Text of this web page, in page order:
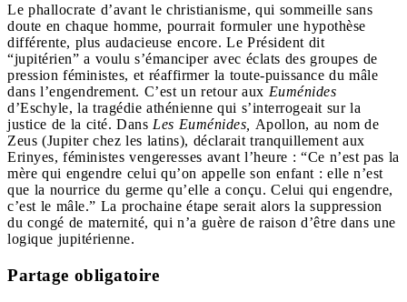
Le phallocrate d’avant le christianisme, qui sommeille sans
doute en chaque homme, pourrait formuler une hypothèse
différente, plus audacieuse encore. Le Président dit
“jupitérien” a voulu s’émanciper avec éclats des groupes de
pression féministes, et réaffirmer la toute-puissance du mâle
dans l’engendrement. C’est un retour aux Euménides
d’Eschyle, la tragédie athénienne qui s’interrogeait sur la
justice de la cité. Dans Les Euménides, Apollon, au nom de
Zeus (Jupiter chez les latins), déclarait tranquillement aux
Erinyes, féministes vengeresses avant l’heure : “Ce n’est pas la
mère qui engendre celui qu’on appelle son enfant : elle n’est
que la nourrice du germe qu’elle a conçu. Celui qui engendre,
c’est le mâle.” La prochaine étape serait alors la suppression
du congé de maternité, qui n’a guère de raison d’être dans une
logique jupitérienne.
Partage obligatoire